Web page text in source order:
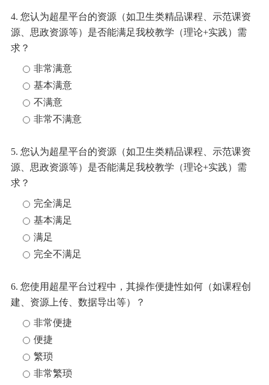
4. 您认为超星平台的资源（如卫生类精品课程、示范课资
源、思政资源等）是否能满足我校教学（理论+实践）需
求？
非常满意
基本满意
不满意
非常不满意
5. 您认为超星平台的资源（如卫生类精品课程、示范课资
源、思政资源等）是否能满足我校教学（理论+实践）需
求？
完全满足
基本满足
满足
完全不满足
6. 您使用超星平台过程中，其操作便捷性如何（如课程创
建、资源上传、数据导出等）？
非常便捷
便捷
繁琐
非常繁琐